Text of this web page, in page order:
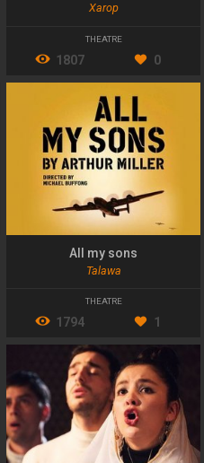
Xarop
THEATRE
1807 0
All my sons
Talawa
THEATRE
1794 1